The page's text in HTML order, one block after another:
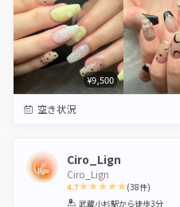
¥9,500
空き状況
Ciro_Lign
Ciro_Lign
4.7
1 2 3 4 5
(38件)
武蔵小杉駅から徒歩3分